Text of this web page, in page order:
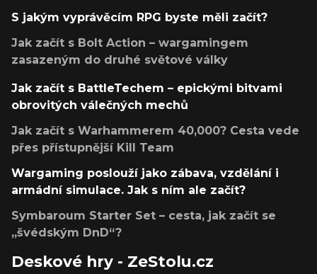
S jakým vyprávěcím RPG byste měli začít?
Jak začít s Bolt Action – wargamingem
zasazeným do druhé světové války
Jak začít s BattleTechem – epickými bitvami
obrovitých válečných mechů
Jak začít s Warhammerem 40,000? Cesta vede
přes přístupnější Kill Team
Wargaming poslouží jako zábava, vzdělání i
armádní simulace. Jak s ním ale začít?
Symbaroum Starter Set – cesta, jak začít se
„švédským DnD“?
Deskové hry - ZeStolu.cz